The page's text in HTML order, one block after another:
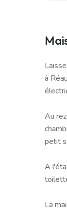
à
Au
petit
A
La